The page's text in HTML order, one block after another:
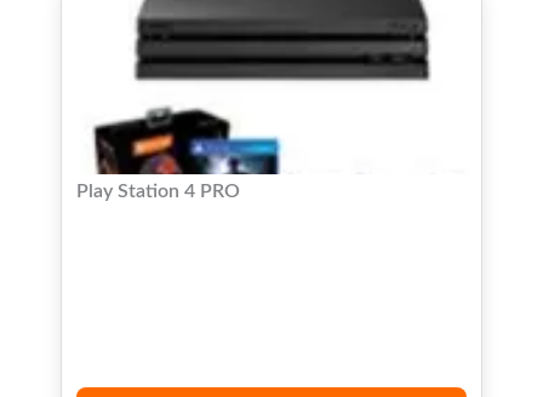
Play Station 4 PRO